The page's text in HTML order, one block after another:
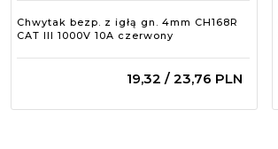
Chwytak bezp. z igłą gn. 4mm CH168R
CAT III 1000V 10A czerwony
19,32 / 23,76 PLN